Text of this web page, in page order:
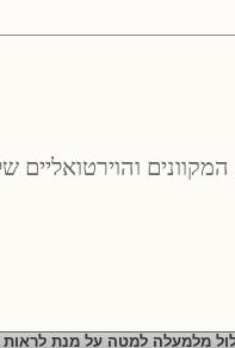
והוירטואליים
מלמעלה למטה על מנת